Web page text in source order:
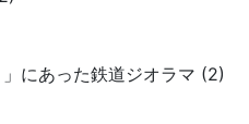
」にあった鉄道ジオラマ (2)